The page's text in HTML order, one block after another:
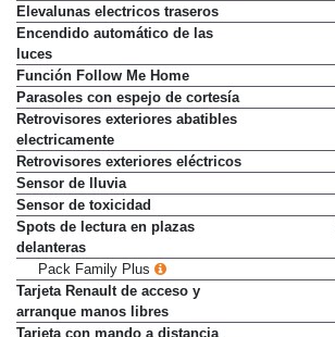
Elevalunas electricos traseros
Encendido automático de las
luces
Función Follow Me Home
Parasoles con espejo de cortesía
Retrovisores exteriores abatibles
electricamente
Retrovisores exteriores eléctricos
Sensor de lluvia
Sensor de toxicidad
Spots de lectura en plazas
delanteras
Pack Family Plus
Tarjeta Renault de acceso y
arranque manos libres
Tarjeta con mando a distancia